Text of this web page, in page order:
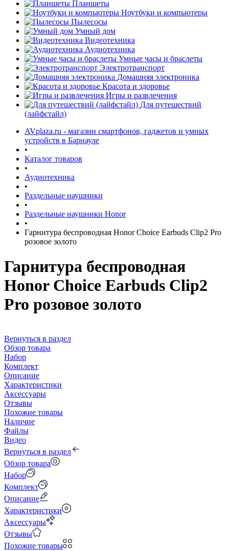
Планшеты
Ноутбуки и компьютеры
Пылесосы
Умный дом
Видеотехника
Аудиотехника
Умные часы и браслеты
Электротранспорт
Домашняя электроника
Красота и здоровье
Игры и развлечения
Для путешествий
(лайфстайл)
AVplaza.ru - магазин смартфонов, гаджетов и умных
устройств в Барнауле
•
Каталог товаров
•
Аудиотехника
•
Раздельные наушники
•
Раздельные наушники Honor
•
Гарнитура беспроводная Honor Choice Earbuds Clip2 Pro
розовое золото
Гарнитура беспроводная
Honor Choice Earbuds Clip2
Pro розовое золото
Вернуться в раздел
Обзор товара
Набор
Комплект
Описание
Характеристики
Аксессуары
Отзывы
Похожие товары
Наличие
Файлы
Видео
Вернуться в раздел
Обзор товара
Набор
Комплект
Описание
Характеристики
Аксессуары
Отзывы
Похожие товары
раз в 2 недели